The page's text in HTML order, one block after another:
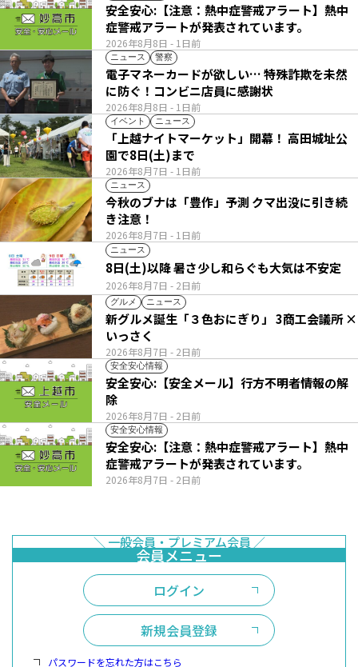
2026年8月8日 - 1日前
安全安心:【注意：熱中症警戒アラート】熱中
症警戒アラートが発表されています。
ニュース 警察
2026年8月8日 - 1日前
電子マネーカードが欲しい… 特殊詐欺を未然
に防ぐ！コンビニ店員に感謝状
イベント ニュース
2026年8月7日 - 1日前
「上越ナイトマーケット」開幕！ 高田城址公
園で8日(土)まで
ニュース
2026年8月7日 - 1日前
今秋のブナは「豊作」予測 クマ出没に引き続
き注意！
ニュース
2026年8月7日 - 2日前
8日(土)以降 暑さ少し和らぐも大気は不安定
グルメ ニュース
2026年8月7日 - 2日前
新グルメ誕生「３色おにぎり」 3商工会議所 ×
いっさく
安全安心情報
2026年8月7日 - 2日前
安全安心:【安全メール】行方不明者情報の解
除
安全安心情報
2026年8月7日 - 2日前
安全安心:【注意：熱中症警戒アラート】熱中
症警戒アラートが発表されています。
ログイン
新規会員登録
パスワードを忘れた方はこちら